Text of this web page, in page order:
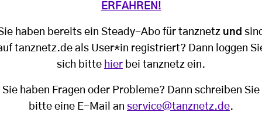
ERFAHREN!
haben bereits ein Steady-Abo für tanznetz und
tanznetz.de als User*in registriert? Dann loggen
sich bitte hier bei tanznetz ein.
Sie haben Fragen oder Probleme? Dann schreiben Sie
bitte eine E-Mail an service@tanznetz.de.